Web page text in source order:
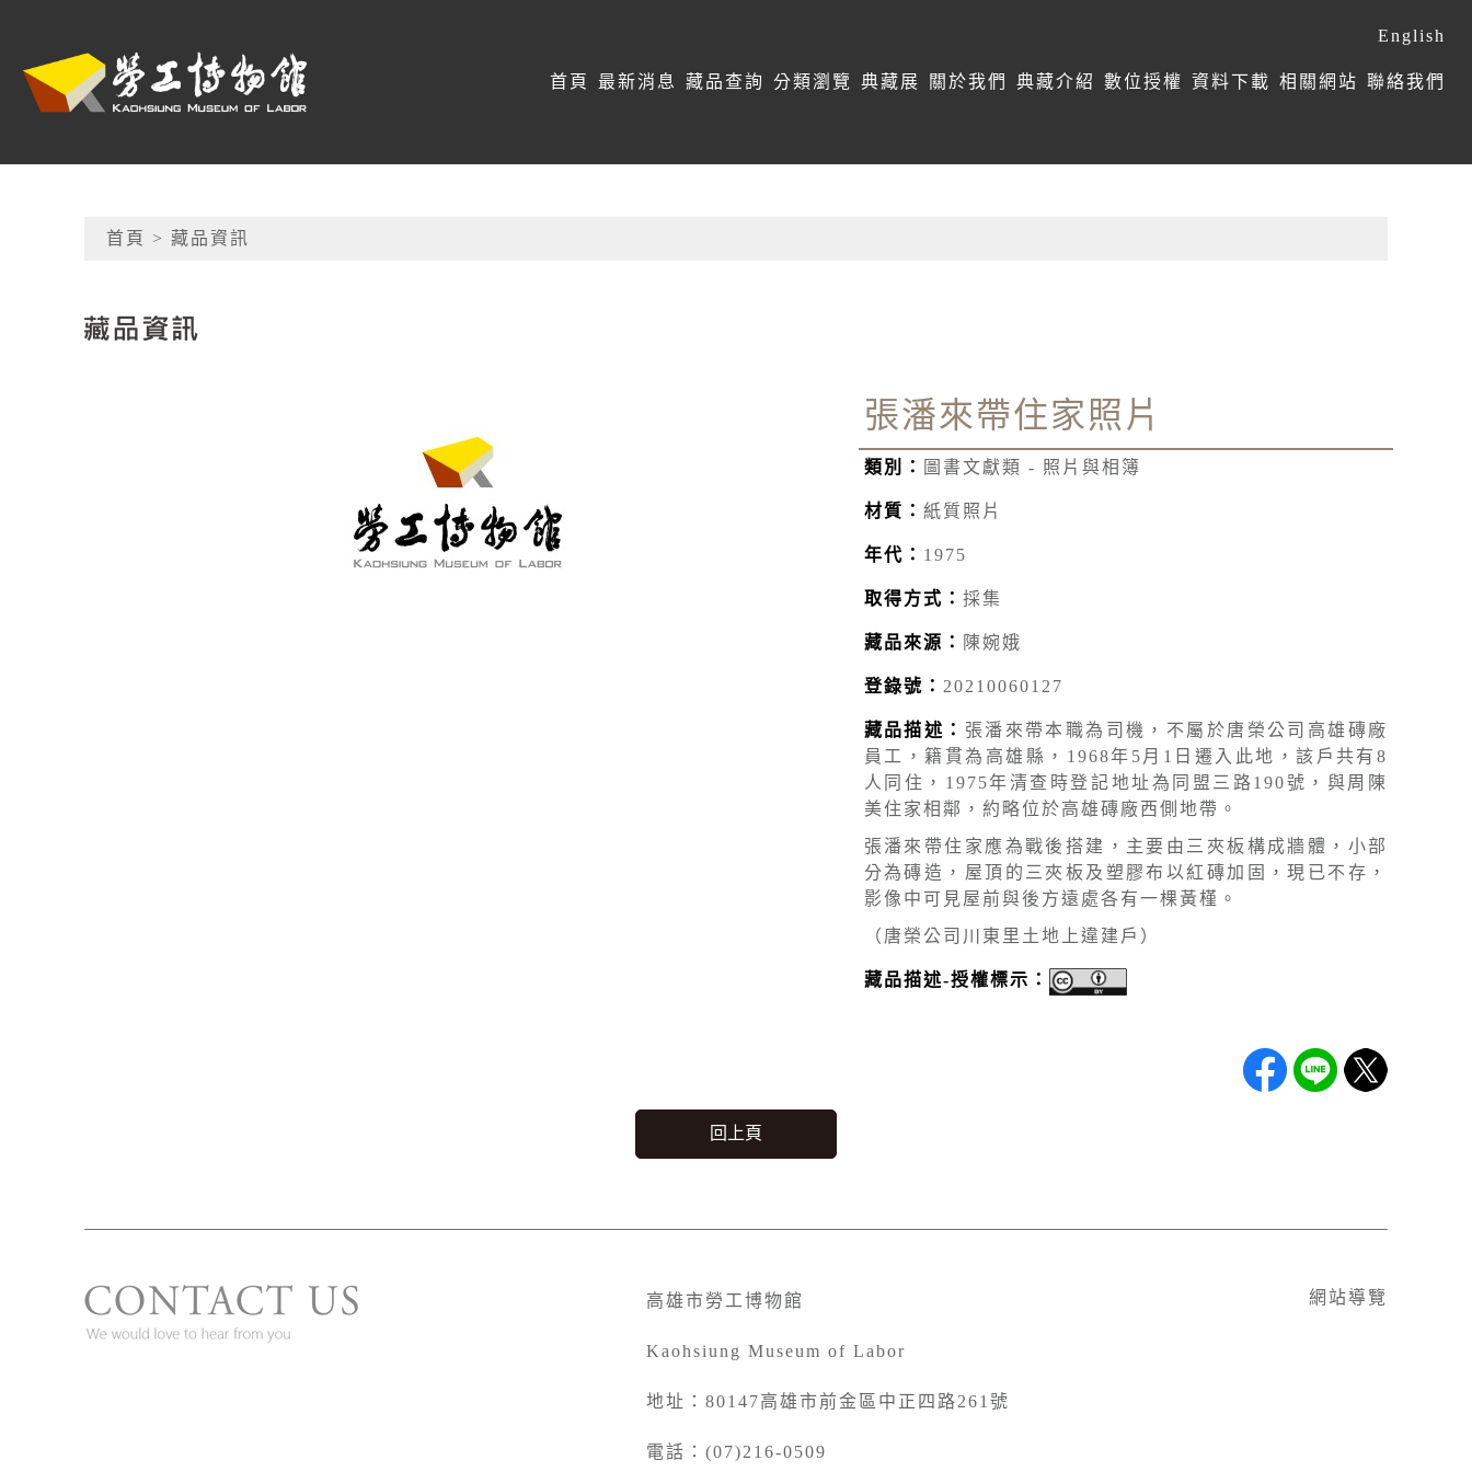
高雄市勞工博物館
網頁導覽
首頁 最新消息 藏品查詢 分類瀏覽 典藏展 關於我們 典藏介紹 數位授權 資料下載 相關網站 聯絡我們
English
首頁 > 藏品資訊
張潘來帶住家照片
類別： 圖書文獻類 - 照片與相簿
材質： 紙質照片
年代： 1975
取得方式： 採集
藏品來源： 陳婉娥
登錄號： 20210060127
藏品描述： 張潘來帶本職為司機，不屬於唐榮公司高雄磚廠
員工，籍貫為高雄縣，1968年5月1日遷入此地，該戶共有8
人同住，1975年清查時登記地址為同盟三路190號，與周陳
美住家相鄰，約略位於高雄磚廠西側地帶。
張潘來帶住家應為戰後搭建，主要由三夾板構成牆體，小部
分為磚造，屋頂的三夾板及塑膠布以紅磚加固，現已不存，
影像中可見屋前與後方遠處各有一棵黃槿。
（唐榮公司川東里土地上違建戶）
藏品描述-授權標示：
回上頁
高雄市勞工博物館
Kaohsiung Museum of Labor
地址：80147高雄市前金區中正四路261號
電話：(07)216-0509
網站導覽